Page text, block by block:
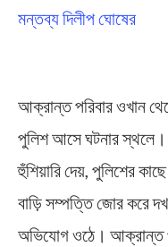
মন্তব্য দিলীপ ঘোষের
আক্রান্ত পরিবার ওখান
পুলিশ আসে ঘটনার স্থলে।
হুঁশিয়ারি দেয়, পুলিশের
বাড়ি সম্পত্তি জোর করে
অভিযোগ ওঠে। আক্রান্ত